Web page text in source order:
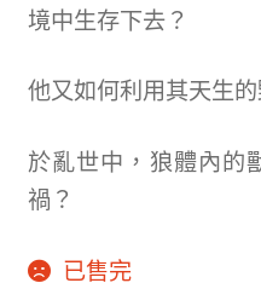
境中生存下去？
他又如何利用其天生
於亂世中，狼體內的
禍？
已售完